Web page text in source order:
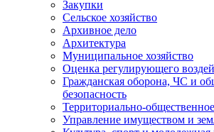
Закупки
Сельское хозяйство
Архивное дело
Архитектура
Муниципальное хозяйство
Оценка регулирующего
Гражданская оборона, ЧС и
безопасность
Территориально-
Управление имуществом и